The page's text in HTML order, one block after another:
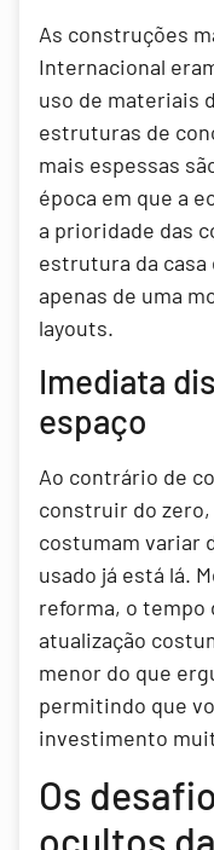
As construções
Internacional
uso de materiais
estruturas de
mais espessas
época em que a
a prioridade das
estrutura da
apenas de uma
layouts.
Imediata
espaço
Ao contrário de
construir do
costumam variar
usado já está lá.
reforma, o tempo
atualização
menor do que
permitindo que
investimento
Os
ocultos